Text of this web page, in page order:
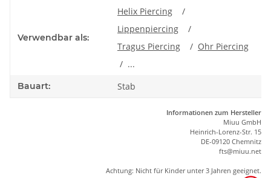
Verwendbar als:
Helix Piercing
/
Lippenpiercing
/
Tragus Piercing
/ Ohr Piercing
/ ...
Bauart: Stab
Informationen zum Hersteller
Miuu GmbH
Heinrich-Lorenz-Str. 15
DE-09120 Chemnitz
fts@miuu.net
Achtung: Nicht für Kinder unter 3 Jahren geeignet.